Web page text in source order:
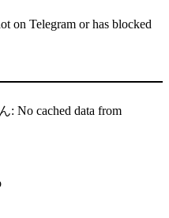
on Telegram or has blocked
No cached data from